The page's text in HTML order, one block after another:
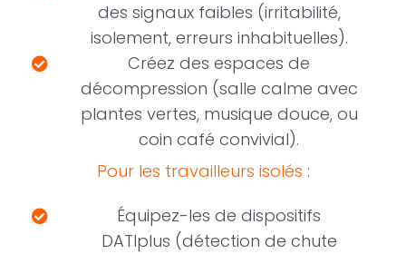
des signaux faibles (irritabilité,
isolement, erreurs inhabituelles).
Créez des espaces de
décompression (salle calme avec
plantes vertes, musique douce, ou
coin café convivial).
Pour les travailleurs isolés :
Équipez-les de dispositifs
DATIplus (détection de chute